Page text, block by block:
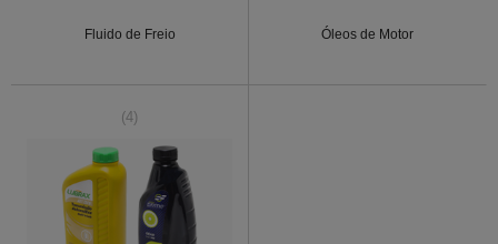
Fluido de Freio Óleos de Motor
(4)